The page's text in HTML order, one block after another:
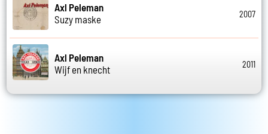
Axl Peleman
Suzy maske
2007
Axl Peleman
Wijf en knecht
2011